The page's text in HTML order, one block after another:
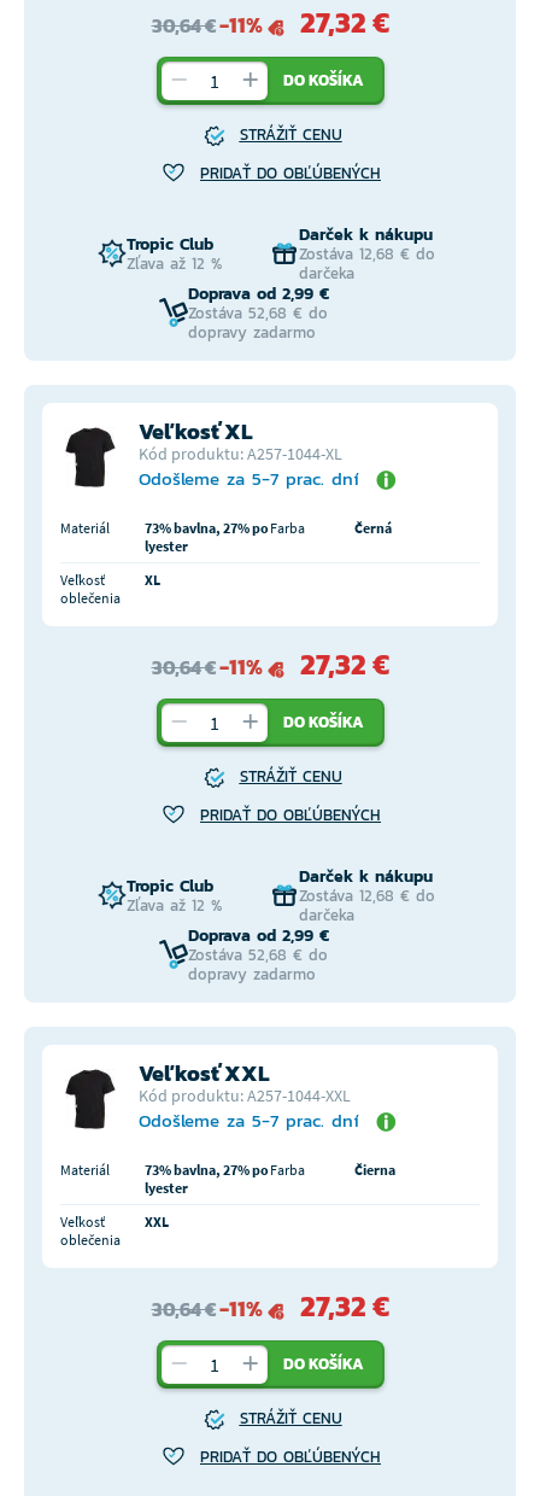
30,64 €-11% 27,32 €
DO KOŠÍKA
STRÁŽIŤ CENU
PRIDAŤ DO OBĽÚBENÝCH
Tropic Club
Zľava až 12 %
Darček k nákupu
Zostáva 12,68 € do
darčeka
Doprava od 2,99 €
Zostáva 52,68 € do
dopravy zadarmo
Veľkosť XL
Kód produktu: A257-1044-XL
Odošleme za 5-7 prac. dní
Materiál
73% bavlna, 27% po
lyester
Farba Černá
Veľkosť
oblečenia
XL
30,64 €-11% 27,32 €
DO KOŠÍKA
STRÁŽIŤ CENU
PRIDAŤ DO OBĽÚBENÝCH
Tropic Club
Zľava až 12 %
Darček k nákupu
Zostáva 12,68 € do
darčeka
Doprava od 2,99 €
Zostáva 52,68 € do
dopravy zadarmo
Veľkosť XXL
Kód produktu: A257-1044-XXL
Odošleme za 5-7 prac. dní
Materiál
73% bavlna, 27% po
lyester
Farba Čierna
Veľkosť
oblečenia
XXL
30,64 €-11% 27,32 €
DO KOŠÍKA
STRÁŽIŤ CENU
PRIDAŤ DO OBĽÚBENÝCH